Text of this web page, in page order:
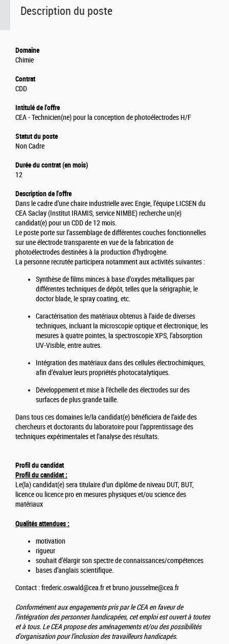
Description du poste
Domaine
Chimie
Contrat
CDD
Intitulé de l'offre
CEA - Technicien(ne) pour la conception de photoélectrodes H/F
Statut du poste
Non Cadre
Durée du contrat (en mois)
12
Description de l'offre
Dans le cadre d’une chaire industrielle avec Engie, l’équipe LICSEN du
CEA Saclay (Institut IRAMIS, service NIMBE) recherche un(e)
candidat(e) pour un CDD de 12 mois.
Le poste porte sur l’assemblage de différentes couches fonctionnelles
sur une électrode transparente en vue de la fabrication de
photoélectrodes destinées à la production d’hydrogène.
La personne recrutée participera notamment aux activités suivantes :
Synthèse de films minces à base d’oxydes métalliques par
différentes techniques de dépôt, telles que la sérigraphie, le
doctor blade, le spray coating, etc.
Caractérisation des matériaux obtenus à l’aide de diverses
techniques, incluant la microscopie optique et électronique, les
mesures à quatre pointes, la spectroscopie XPS, l’absorption
UV-Visible, entre autres.
Intégration des matériaux dans des cellules électrochimiques,
afin d’évaluer leurs propriétés photocatalytiques.
Développement et mise à l’échelle des électrodes sur des
surfaces de plus grande taille.
Dans tous ces domaines le/la candidat(e) bénéficiera de l’aide des
chercheurs et doctorants du laboratoire pour l’apprentissage des
techniques expérimentales et l’analyse des résultats.
Profil du candidat
Profil du candidat :
Le(la) candidat(e) sera titulaire d’un diplôme de niveau DUT, BUT,
licence ou licence pro en mesures physiques et/ou science des
matériaux
Qualités attendues :
motivation
rigueur
souhait d’élargir son spectre de connaissances/compétences
bases d’anglais scientifique.
Contact : frederic.oswald@cea.fr et bruno.jousselme@cea.fr
Conformément aux engagements pris par le CEA en faveur de
l'intégration des personnes handicapées, cet emploi est ouvert à toutes
et à tous. Le CEA propose des aménagements et/ou des possibilités
d'organisation pour l’inclusion des travailleurs handicapés.